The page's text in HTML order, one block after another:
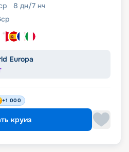
8 дн/7 нч
ср
Europa
+1 000
круиз